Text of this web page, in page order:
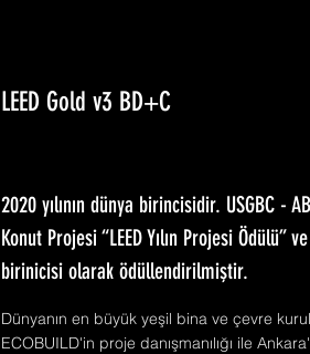
LEED Gold v3 BD+C
2020 yılının dünya birincisidir. USGBC -
Konut Projesi “LEED Yılın Projesi Ödülü”
birinicisi olarak ödüllendirilmiştir.
Dünyanın en büyük yeşil bina ve çevre
ECOBUILD'in proje danışmanılığı ile